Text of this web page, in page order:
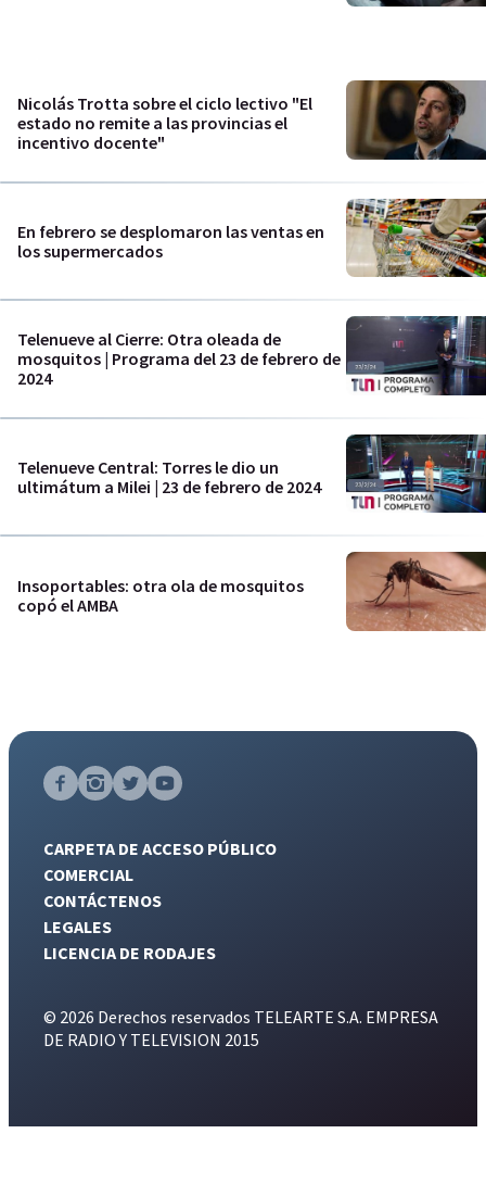
Nicolás Trotta sobre el ciclo lectivo "El
estado no remite a las provincias el
incentivo docente"
En febrero se desplomaron las ventas en
los supermercados
Telenueve al Cierre: Otra oleada de
mosquitos | Programa del 23 de febrero de
2024
Telenueve Central: Torres le dio un
ultimátum a Milei | 23 de febrero de 2024
Insoportables: otra ola de mosquitos
copó el AMBA
CARPETA DE ACCESO PÚBLICO
COMERCIAL
CONTÁCTENOS
LEGALES
LICENCIA DE RODAJES
© 2026 Derechos reservados TELEARTE S.A. EMPRESA
DE RADIO Y TELEVISION 2015